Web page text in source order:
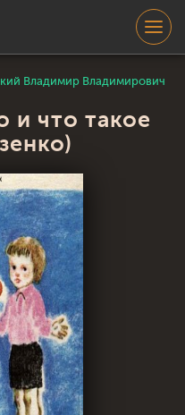
Владимир Владимирович
и что такое